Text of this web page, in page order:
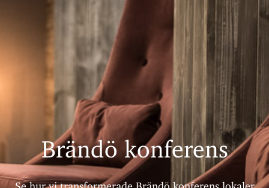
Brändö konferens
Se hur vi transformerade Brändö konferens lokaler